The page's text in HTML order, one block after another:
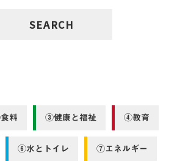
料 ③健康と福祉 ④教育
⑥水とトイレ ⑦エネルギー